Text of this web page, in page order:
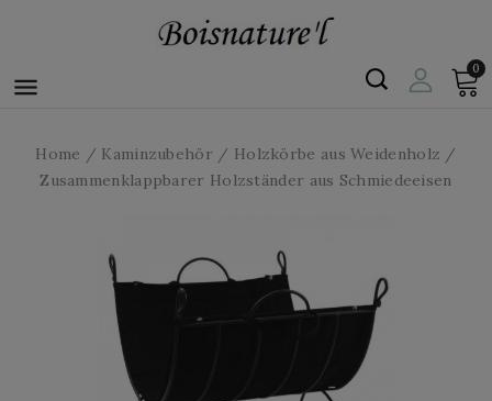

0
Home Kaminzubehör
Holzkörbe aus Weidenholz
Zusammenklappbarer Holzständer aus Schmiedeeisen